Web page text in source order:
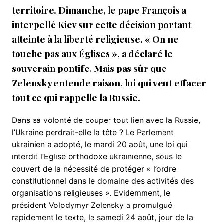
territoire. Dimanche, le pape François a
interpellé Kiev sur cette décision portant
atteinte à la liberté religieuse. « On ne
touche pas aux Églises », a déclaré le
souverain pontife. Mais pas sûr que
Zelensky entende raison, lui qui veut effacer
tout ce qui rappelle la Russie.
Dans sa volonté de couper tout lien avec la Russie,
l’Ukraine perdrait-elle la tête ? Le Parlement
ukrainien a adopté, le mardi 20 août, une loi qui
interdit l’Eglise orthodoxe ukrainienne, sous le
couvert de la nécessité de protéger « l’ordre
constitutionnel dans le domaine des activités des
organisations religieuses ». Evidemment, le
président Volodymyr Zelensky a promulgué
rapidement le texte, le samedi 24 août, jour de la